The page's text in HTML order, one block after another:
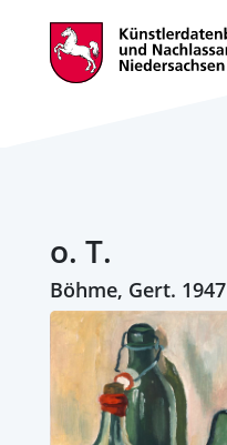
o. T.
Böhme, Gert. 1947